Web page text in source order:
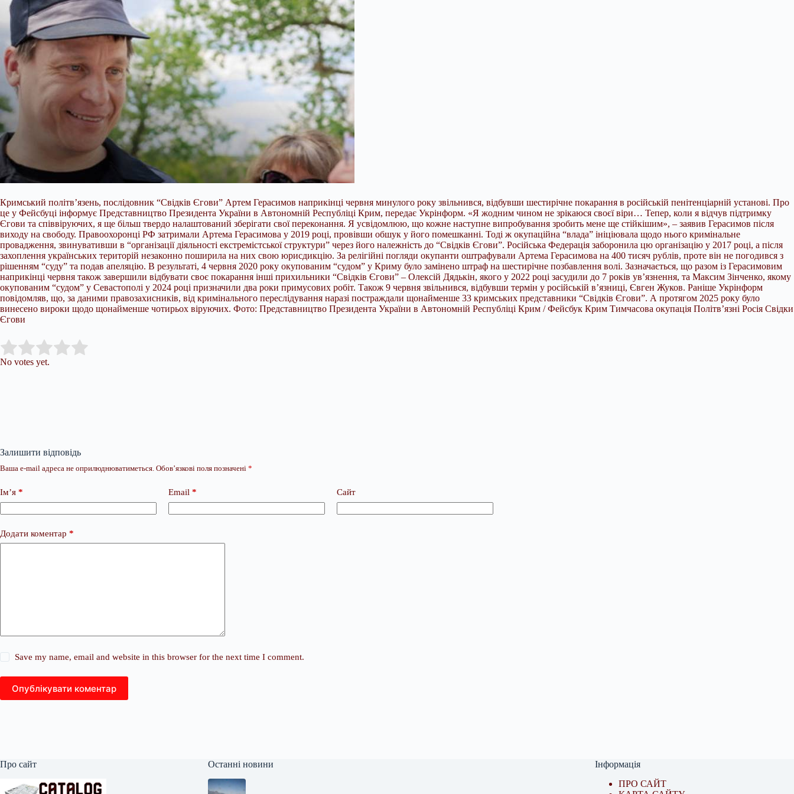
Кримський політв’язень, послідовник “Свідків Єгови” Артем Герасимов наприкінці червня минулого року звільнився, відбувши шестирічне покарання в російській пенітенціарній установі. Про
це у Фейсбуці інформує Представництво Президента України в Автономній Республіці Крим, передає Укрінформ. «Я жодним чином не зрікаюся своєї віри… Тепер, коли я відчув підтримку
Єгови та співвіруючих, я ще більш твердо налаштований зберігати свої переконання. Я усвідомлюю, що кожне наступне випробування зробить мене ще стійкішим», – заявив Герасимов після
виходу на свободу. Правоохоронці РФ затримали Артема Герасимова у 2019 році, провівши обшук у його помешканні. Тоді ж окупаційна “влада” ініціювала щодо нього кримінальне
провадження, звинувативши в “організації діяльності екстремістської структури” через його належність до “Свідків Єгови”. Російська Федерація заборонила цю організацію у 2017 році, а після
захоплення українських територій незаконно поширила на них свою юрисдикцію. За релігійні погляди окупанти оштрафували Артема Герасимова на 400 тисяч рублів, проте він не погодився з
рішенням “суду” та подав апеляцію. В результаті, 4 червня 2020 року окупованим “судом” у Криму було замінено штраф на шестирічне позбавлення волі. Зазначається, що разом із Герасимовим
наприкінці червня також завершили відбувати своє покарання інші прихильники “Свідків Єгови” – Олексій Дядькін, якого у 2022 році засудили до 7 років ув’язнення, та Максим Зінченко, якому
окупованим “судом” у Севастополі у 2024 році призначили два роки примусових робіт. Також 9 червня звільнився, відбувши термін у російській в’язниці, Євген Жуков. Раніше Укрінформ
повідомляв, що, за даними правозахисників, від кримінального переслідування наразі постраждали щонайменше 33 кримських представники “Свідків Єгови”. А протягом 2025 року було
винесено вироки щодо щонайменше чотирьох віруючих. Фото: Представництво Президента України в Автономній Республіці Крим / Фейсбук Крим Тимчасова окупація Політв’язні Росія Свідки
Єгови
Rate this item:
No votes yet.
Залишити відповідь
Ваша e-mail адреса не оприлюднюватиметься. Обов’язкові поля позначені *
Ім’я * Email * Сайт
Додати коментар *
Save my name, email and website in this browser for the next time I comment.
Опублікувати коментар
Про сайт Останні новини
Інформація
ПРО САЙТ